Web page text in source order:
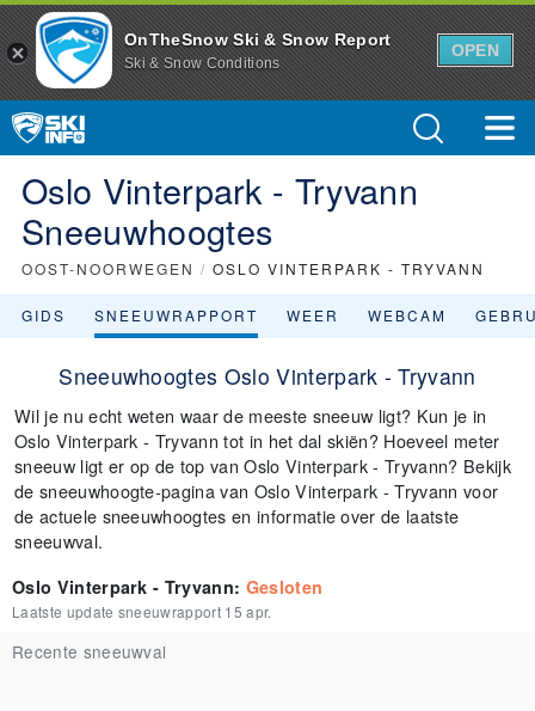
OnTheSnow Ski & Snow Report
Ski & Snow Conditions
OPEN
Oslo Vinterpark - Tryvann
Sneeuwhoogtes
OOST-NOORWEGEN / OSLO VINTERPARK - TRYVANN
GIDS SNEEUWRAPPORT WEER WEBCAM
Sneeuwhoogtes Oslo Vinterpark - Tryvann
Wil je nu echt weten waar de meeste sneeuw ligt? Kun je in
Oslo Vinterpark - Tryvann tot in het dal skiën? Hoeveel meter
sneeuw ligt er op de top van Oslo Vinterpark - Tryvann? Bekijk
de sneeuwhoogte-pagina van Oslo Vinterpark - Tryvann voor
de actuele sneeuwhoogtes en informatie over de laatste
sneeuwval.
Oslo Vinterpark - Tryvann: Gesloten
Laatste update sneeuwrapport 15 apr.
Recente sneeuwval